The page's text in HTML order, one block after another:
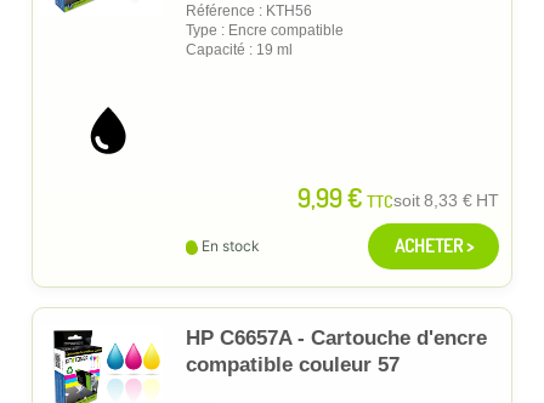
Référence : KTH56
Type : Encre compatible
Capacité : 19 ml
9,99 € TTCsoit8,33 € HT
En stock ACHETER >
HP C6657A - Cartouche d'encre
compatible couleur 57